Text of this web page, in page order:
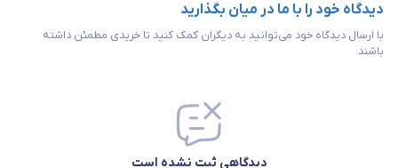
دستورالعمل‌های گام به گام نصب و راه‌اندازی است. این راهنما کاربر را
قادر می‌سازد تا بدون هیچ دردسری موتور را راه‌اندازی کرده و از تمام
دیدگاه خود را با ما در میان بگذارید
با ارسال دیدگاه خود می‌توانید به دیگران کمک کنید تا خریدی مطمئن داشته
باشند.
دیدگاهی ثبت نشده است